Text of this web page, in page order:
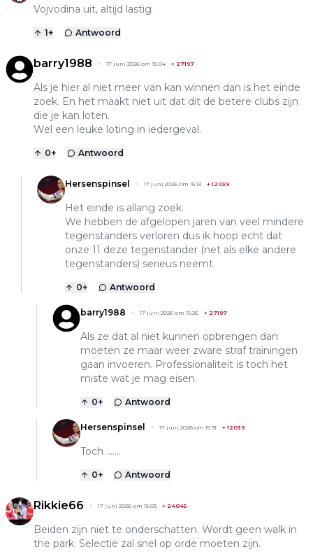
Vojvodina uit, altijd lastig
1+ Antwoord
barry1988 17 juni 2026 om 15:04 + 27197
Als je hier al niet meer van kan winnen dan is het einde
zoek. En het maakt niet uit dat dit de betere clubs zijn
die je kan loten.
Wel een leuke loting in iedergeval.
0+ Antwoord
Hersenspinsel 17 juni 2026 om 15:13 +12039
Het einde is allang zoek.
We hebben de afgelopen jaren van veel mindere
tegenstanders verloren dus ik hoop echt dat
onze 11 deze tegenstander (net als elke andere
tegenstanders) serieus neemt.
0+ Antwoord
barry1988 17 juni 2026 om 15:26 + 27197
Als ze dat al niet kunnen opbrengen dan
moeten ze maar weer zware straf trainingen
gaan invoeren. Professionaliteit is toch het
miste wat je mag eisen.
0+ Antwoord
Hersenspinsel 17 juni 2026 om 15:31 +12039
Toch .......
0+ Antwoord
Rikkie66 17 juni 2026 om 15:03 + 24045
Beiden zijn niet te onderschatten. Wordt geen walk in
the park. Selectie zal snel op orde moeten zijn.